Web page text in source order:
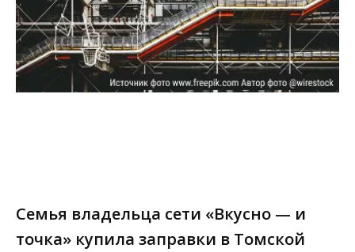
Семья владельца сети «Вкусно — и
точка» купила заправки в Томской